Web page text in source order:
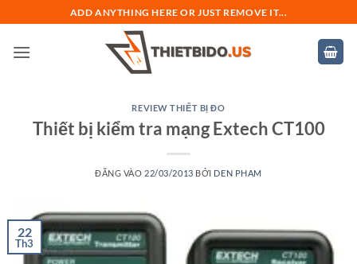
qua
nội
ADD ANYTHING HERE OR JUST REMOVE IT...
REVIEW THIẾT BỊ ĐO
Thiết bị kiểm tra mạng Extech CT100
ĐĂNG VÀO 22/03/2013 BỞI DEN PHAM
22
Th3